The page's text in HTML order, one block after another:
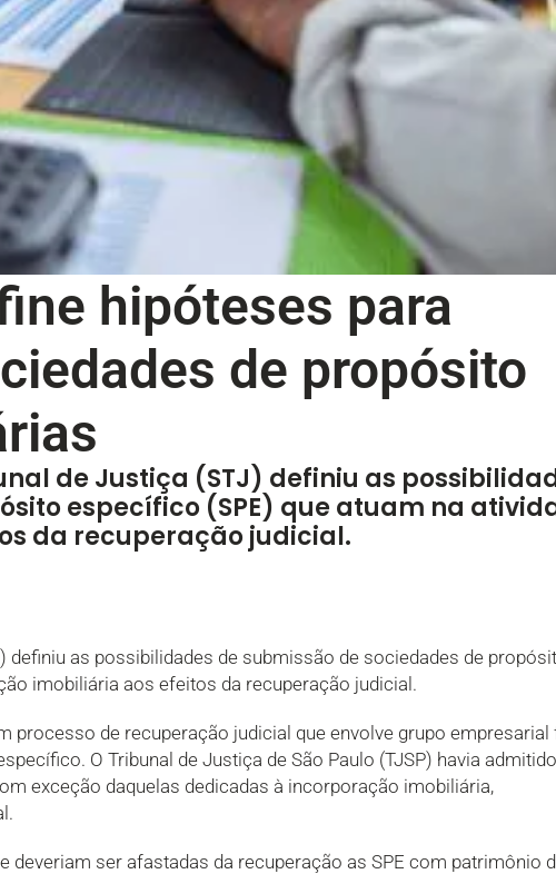
hipóteses para
de propósito
de Justiça (STJ) definiu as
específico (SPE) que atuam na
da recuperação judicial.
definiu as possibilidades de submissão de sociedades de
imobiliária aos efeitos da recuperação judicial.
processo de recuperação judicial que envolve grupo
O Tribunal de Justiça de São Paulo (TJSP) havia
exceção daquelas dedicadas à incorporação imobiliária,
deveriam ser afastadas da recuperação as SPE com patrimônio